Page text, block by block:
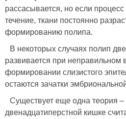
рассасывается, но если
течение, ткани постоянно
формированию полипа.
В некоторых случаях полип
развивается при неправильном
формировании слизистого
остаются зачатки
Существует еще одна теория
двенадцатиперстной кишке